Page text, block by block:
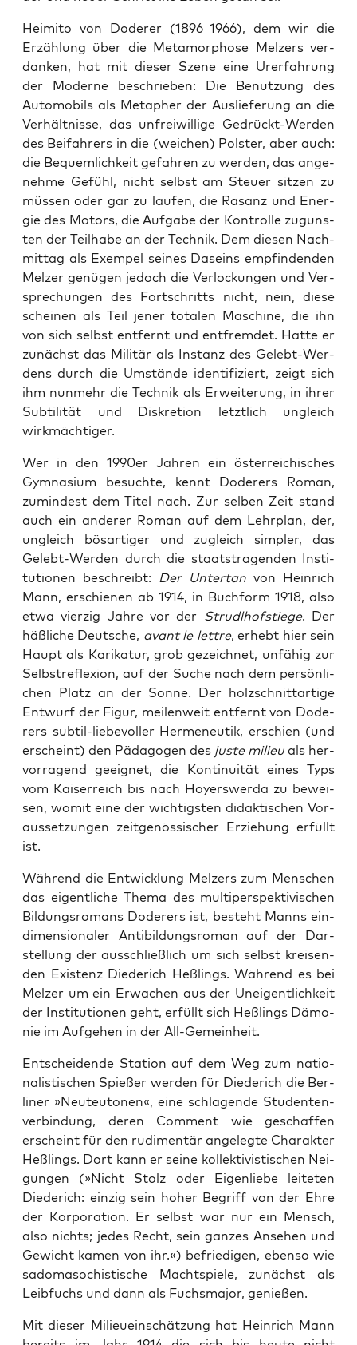
Hei­mi­to von Dode­rer (1896–1966), dem wir die
Erzäh­lung über die Meta­mor­pho­se Mel­zers ver­
dan­ken, hat mit die­ser Sze­ne eine Urer­fah­rung
der Moder­ne beschrie­ben: Die Benut­zung des
Auto­mo­bils als Meta­pher der Aus­lie­fe­rung an die
Ver­hält­nis­se, das unfrei­wil­li­ge Gedrückt-Wer­den
des Bei­fah­rers in die (wei­chen) Pols­ter, aber auch:
die Bequem­lich­keit gefah­ren zu wer­den, das ange­
neh­me Gefühl, nicht selbst am Steu­er sit­zen zu
müs­sen oder gar zu lau­fen, die Rasanz und Ener­
gie des Motors, die Auf­ga­be der Kon­trol­le zuguns­
ten der Teil­ha­be an der Tech­nik. Dem die­sen Nach­
mit­tag als Exem­pel sei­nes Daseins emp­fin­den­den
Mel­zer genü­gen jedoch die Ver­lo­ckun­gen und Ver­
spre­chun­gen des Fort­schritts nicht, nein, die­se
schei­nen als Teil jener tota­len Maschi­ne, die ihn
von sich selbst ent­fernt und ent­frem­det. Hat­te er
zunächst das Mili­tär als Instanz des Gelebt-Wer­
dens durch die Umstän­de iden­ti­fi­ziert, zeigt sich
ihm nun­mehr die Tech­nik als Erwei­te­rung, in ihrer
Sub­ti­li­tät und Dis­kre­ti­on letzt­lich ungleich
wirkmächtiger.
Wer in den 1990er Jah­ren ein öster­rei­chi­sches
Gym­na­si­um besuch­te, kennt Dode­rers Roman,
zumin­dest dem Titel nach. Zur sel­ben Zeit stand
auch ein ande­rer Roman auf dem Lehr­plan, der,
ungleich bös­ar­ti­ger und zugleich simp­ler, das
Gelebt-Wer­den durch die staats­tra­gen­den Insti­
tu­tio­nen beschreibt: Der Unter­tan von Hein­rich
Mann, erschie­nen ab 1914, in Buch­form 1918, also
etwa vier­zig Jah­re vor der Strudl­hof­stie­ge. Der
häß­li­che Deut­sche, avant le lett­re, erhebt hier sein
Haupt als Kari­ka­tur, grob gezeich­net, unfä­hig zur
Selbst­re­fle­xi­on, auf der Suche nach dem per­sön­li­
chen Platz an der Son­ne. Der holz­schnitt­ar­ti­ge
Ent­wurf der Figur, mei­len­weit ent­fernt von Dode­
rers sub­til-lie­be­vol­ler Her­me­neu­tik, erschien (und
erscheint) den Päd­ago­gen des jus­te milieu als her­
vor­ra­gend geeig­net, die Kon­ti­nui­tät eines Typs
vom Kai­ser­reich bis nach Hoyers­wer­da zu bewei­
sen, womit eine der wich­tigs­ten didak­ti­schen Vor­
aus­set­zun­gen zeit­ge­nös­si­scher Erzie­hung erfüllt
ist.
Wäh­rend die Ent­wick­lung Mel­zers zum Men­schen
das eigent­li­che The­ma des mul­ti­per­spek­ti­vi­schen
Bil­dungs­ro­mans Dode­rers ist, besteht Manns ein­
di­men­sio­na­ler Anti­bil­dungs­ro­man auf der Dar­
stel­lung der aus­schließ­lich um sich selbst krei­sen­
den Exis­tenz Diede­rich Heß­lings. Wäh­rend es bei
Mel­zer um ein Erwa­chen aus der Unei­gent­lich­keit
der Insti­tu­tio­nen geht, erfüllt sich Heß­lings Dämo­
nie im Auf­ge­hen in der All-Gemeinheit.
Ent­schei­den­de Sta­ti­on auf dem Weg zum natio­
na­lis­ti­schen Spie­ßer wer­den für Diede­rich die Ber­
li­ner »Neu­teu­to­nen«, eine schla­gen­de Stu­den­ten­
ver­bin­dung, deren Com­ment wie geschaf­fen
erscheint für den rudi­men­tär ange­leg­te Cha­rak­ter
Heß­lings. Dort kann er sei­ne kol­lek­ti­vis­ti­schen Nei­
gun­gen (»Nicht Stolz oder Eigen­lie­be lei­te­ten
Diede­rich: ein­zig sein hoher Begriff von der Ehre
der Kor­po­ra­ti­on. Er selbst war nur ein Mensch,
also nichts; jedes Recht, sein gan­zes Anse­hen und
Gewicht kamen von ihr.«) befrie­di­gen, eben­so wie
sado­ma­so­chis­ti­sche Macht­spie­le, zunächst als
Leib­fuchs und dann als Fuchs­ma­jor, genießen.
Mit die­ser Milieuein­schät­zung hat Hein­rich Mann